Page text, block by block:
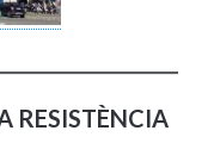
RESISTÈNCIA